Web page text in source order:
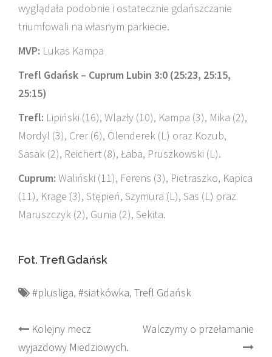
wyglądała podobnie i ostatecznie gdańszczanie
triumfowali na własnym parkiecie.
MVP: Lukas Kampa
Trefl Gdańsk – Cuprum Lubin 3:0 (25:23, 25:15,
25:15)
Trefl: Lipiński (16), Wlazły (10), Kampa (3), Mika (2),
Mordyl (3), Crer (6), Olenderek (L) oraz Kozub,
Sasak (2), Reichert (8), Łaba, Pruszkowski (L).
Cuprum: Waliński (11), Ferens (3), Pietraszko, Kapica
(11), Krage (3), Stępień, Szymura (L), Sas (L) oraz
Maruszczyk (2), Gunia (2), Sekita.
Fot. Trefl Gdańsk
#plusliga, #siatkówka, Trefl Gdańsk
Post
Kolejny mecz
wyjazdowy Miedziowych.
Walczymy o przełamanie